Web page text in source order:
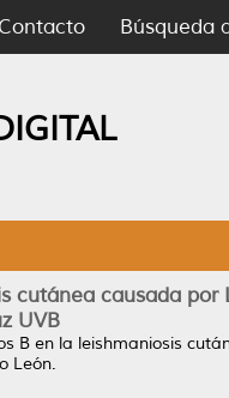
Contacto Búsqueda
cutánea causada
UVB
B en la leishmaniosis
León.